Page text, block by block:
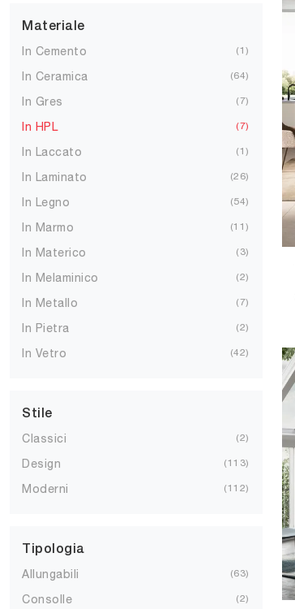
Materiale
In Cemento 1
In Ceramica 64
In Gres 7
In HPL 7
In Laccato 1
In Laminato 26
In Legno 54
In Marmo 11
In Materico 3
In Melaminico 2
In Metallo 7
In Pietra 2
In Vetro 42
Stile
Classici 2
Design 113
Moderni 112
Tipologia
Allungabili 63
Consolle 2